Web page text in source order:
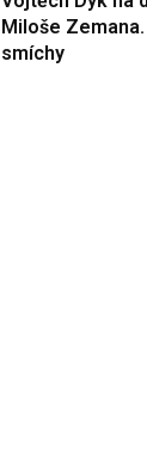
Miloše
smíchy